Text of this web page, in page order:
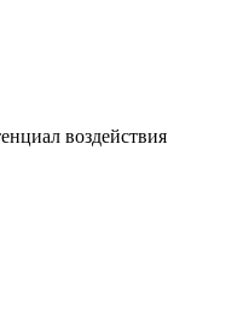
воздействия